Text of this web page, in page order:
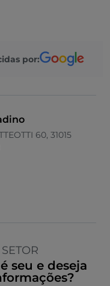
por:
60, 31015
seu e deseja